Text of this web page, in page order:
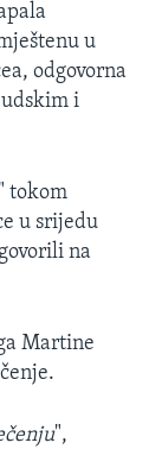
u
odgovorna
i
tokom
u srijedu
na
Martine
",